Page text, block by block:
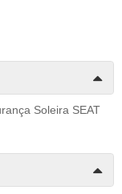
Soleira SEAT